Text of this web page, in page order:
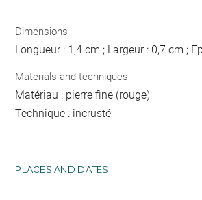
Dimensions
Longueur : 1,4 cm ; Largeur : 0,7 cm ;
Materials and techniques
Matériau : pierre fine (rouge)
Technique : incrusté
PLACES AND DATES